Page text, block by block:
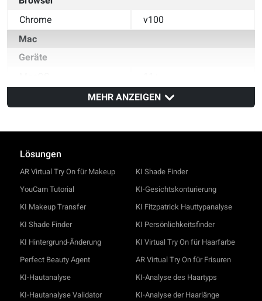
Chrome
v100
Mac
Geräte
MEHR ANZEIGEN
Lösungen
AR Virtual Try On für Makeup
YouCam Tutorial
KI Makeup Transfer
KI Shade Finder
KI Hintergrund-Änderung
Perfect Beauty Agent
KI-Hautanalyse
KI-Hautanalyse Validator
KI Shade Finder
KI-Gesichtskonturierung
KI Fitzpatrick Hauttypanalyse
KI Persönlichkeitsfinder
KI Virtual Try On für Haarfarbe
AR Virtual Try On für Frisuren
KI-Analyse des Haartyps
KI-Analyse der Haarlänge